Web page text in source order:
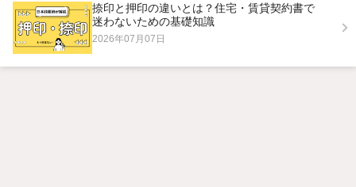
捺印と押印の違いとは？住宅・賃貸契約書で
迷わないための基礎知識
2026年07月07日